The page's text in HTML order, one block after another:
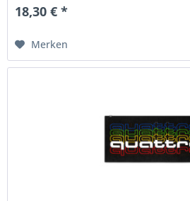
18,30 € *
Merken